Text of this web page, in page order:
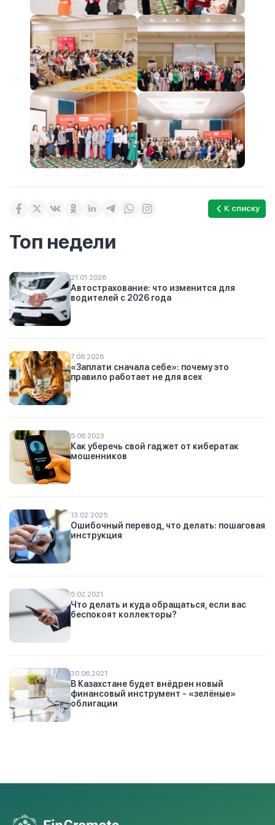
К списку
Топ недели
21.01.2026
Автострахование: что изменится для
водителей с 2026 года
7.08.2026
«Заплати сначала себе»: почему это
правило работает не для всех
5.06.2023
Как уберечь свой гаджет от кибератак
мошенников
13.02.2025
Ошибочный перевод, что делать: пошаговая
инструкция
5.02.2021
Что делать и куда обращаться, если вас
беспокоят коллекторы?
30.06.2021
В Казахстане будет внёдрен новый
финансовый инструмент - «зелёные»
облигации